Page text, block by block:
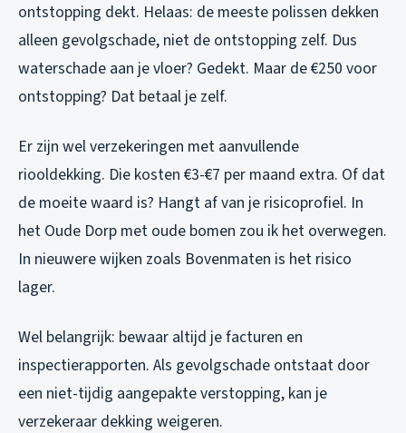
ontstopping dekt. Helaas: de meeste polissen dekken
alleen gevolgschade, niet de ontstopping zelf. Dus
waterschade aan je vloer? Gedekt. Maar de €250 voor
ontstopping? Dat betaal je zelf.
Er zijn wel verzekeringen met aanvullende
riooldekking. Die kosten €3-€7 per maand extra. Of dat
de moeite waard is? Hangt af van je risicoprofiel. In
het Oude Dorp met oude bomen zou ik het overwegen.
In nieuwere wijken zoals Bovenmaten is het risico
lager.
Wel belangrijk: bewaar altijd je facturen en
inspectierapporten. Als gevolgschade ontstaat door
een niet-tijdig aangepakte verstopping, kan je
verzekeraar dekking weigeren.